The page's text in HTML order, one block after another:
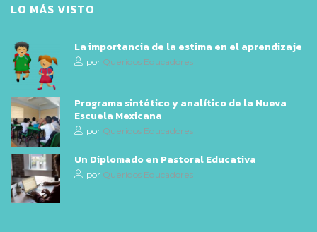
LO MÁS VISTO
La importancia de la estima en el aprendizaje
por Queridos Educadores
Programa sintético y analítico de la Nueva
Escuela Mexicana
por Queridos Educadores
Un Diplomado en Pastoral Educativa
por Queridos Educadores